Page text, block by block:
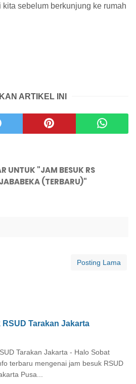
sebelum berkunjung ke rumah
ARTIKEL INI
UNTUK "JAM BESUK RS
(TERBARU)"
Posting Lama
Tarakan Jakarta
Tarakan Jakarta - Halo Sobat
terbaru mengenai jam besuk RSUD
Pusa...